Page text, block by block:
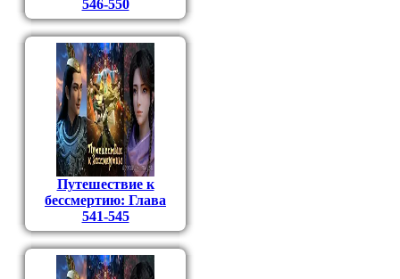
546-550
Путешествие к
бессмертию: Глава
541-545